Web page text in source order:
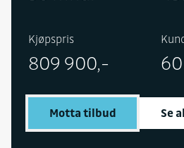
Kjøpspris
809 900,-
Motta tilbud Se